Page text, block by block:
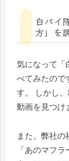
白バイ
方」を
気になって「
べてみたので
す。 しかし
動画を見つけ
また、弊社の
「あのマフラ